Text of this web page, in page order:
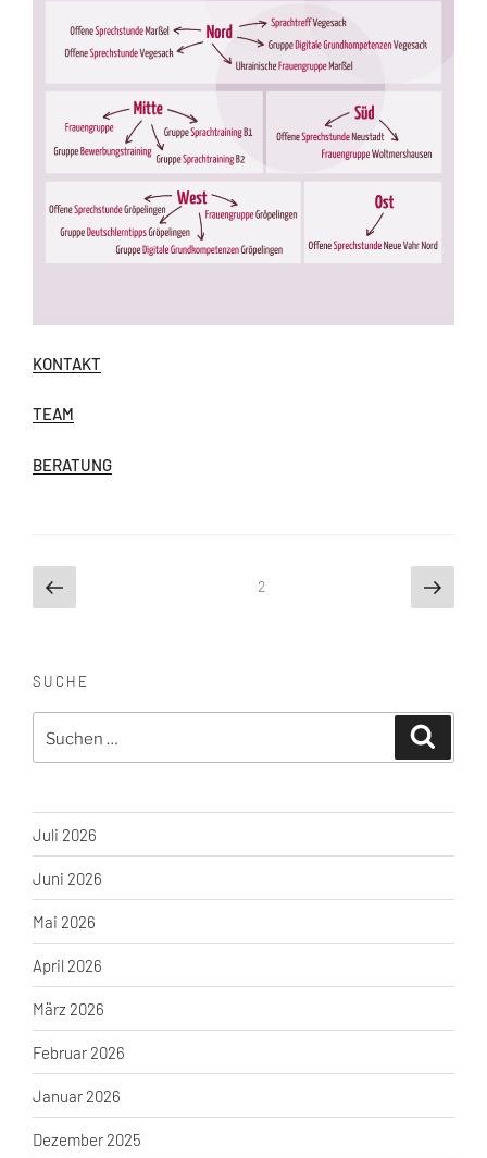
KONTAKT
TEAM
BERATUNG
Seitennummerierung
der
Vorherige
Seite
2
Seite
SUCHE
nach:
Juli 2026
Juni 2026
Mai 2026
April 2026
März 2026
Februar 2026
Januar 2026
Dezember 2025